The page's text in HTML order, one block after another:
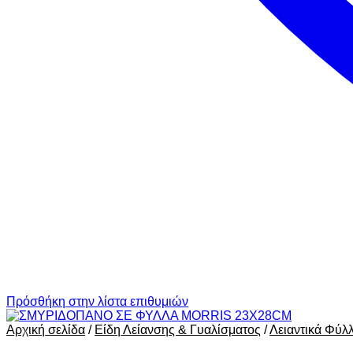
Πρόσθήκη στην λίστα επιθυμιών
Αρχική σελίδα / Είδη Λείανσης & Γυαλίσματος /Λειαντικά